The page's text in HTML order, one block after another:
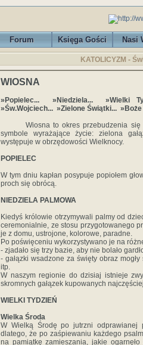
Forum Księga Gości Nasi
KATOLICYZM -
WIOSNA
»Popielec... »Niedziela... »Wielki
»Św.Wojciech... »Zielone Świątki... »Boże
Wiosna to okres przebudzenia się
symbole wyrażające życie: zielona
występuje w obrzędowości Wielknocy.
POPIELEC
W tym dniu kapłan posypuje popiołem
proch się obrócą.
NIEDZIELA PALMOWA
Kiedyś królowie otrzymywali palmy od
ceremonialnie, ze stosu przygotowanego
je z domu, ustrojone, kolorowe, paradne.
Po poświęceniu wykorzystywano je na
- zjadało się trzy bazie, aby nie bolało
- gałązki wsadzone za święty obraz
itp.
W naszym regionie do dzisiaj istnieje
skromnych gałązek kupowanych
WIELKI TYDZIEŃ
Wielka Środa
W Wielką Środę po jutrzni odprawianej
dlatego, że po zaśpiewaniu każdego
na pamiątkę zamieszania, jakie